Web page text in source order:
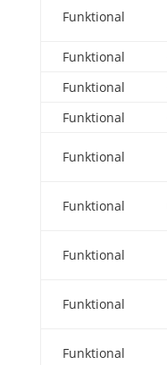
Funktional
Funktional
Funktional
Funktional
Funktional
Funktional
Funktional
Funktional
Funktional